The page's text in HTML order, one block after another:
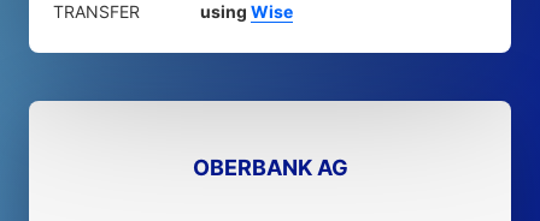
TRANSFER
using Wise
OBERBANK AG